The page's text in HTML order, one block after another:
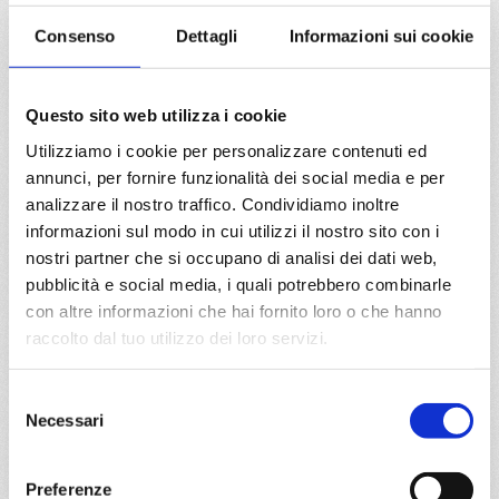
Consenso Dettagli Informazioni sui cookie
Questo sito web utilizza i cookie
Utilizziamo i cookie per personalizzare contenuti ed
annunci, per fornire funzionalità dei social media e per
analizzare il nostro traffico. Condividiamo inoltre
informazioni sul modo in cui utilizzi il nostro sito con i
nostri partner che si occupano di analisi dei dati web,
pubblicità e social media, i quali potrebbero combinarle
con altre informazioni che hai fornito loro o che hanno
raccolto dal tuo utilizzo dei loro servizi.
delNecessari
Preferenze
€ 933
€ 1.003
a partire da
€ 893
Mediterraneo8 giorni
daPireoconMSC Orchestra
Pireo, Katakolon, Cefalonia-argostoli, Corfu, Bari, Santorini,